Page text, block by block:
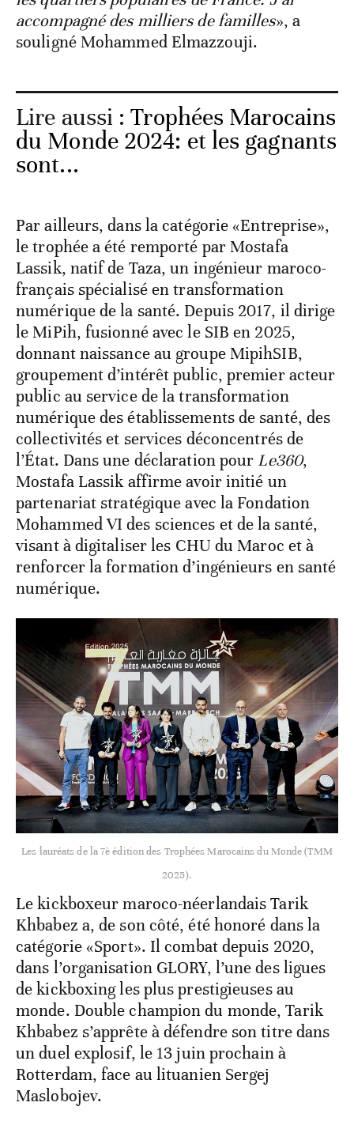
accompagné des milliers de familles», a
souligné Mohammed Elmazzouji.
Lire aussi :Trophées Marocains
du Monde 2024: et les gagnants
sont...
Par ailleurs, dans la catégorie «Entreprise»,
le trophée a été remporté par Mostafa
Lassik, natif de Taza, un ingénieur maroco-
français spécialisé en transformation
numérique de la santé. Depuis 2017, il dirige
le MiPih, fusionné avec le SIB en 2025,
donnant naissance au groupe MipihSIB,
groupement d’intérêt public, premier acteur
public au service de la transformation
numérique des établissements de santé, des
collectivités et services déconcentrés de
l’État. Dans une déclaration pour Le360,
Mostafa Lassik affirme avoir initié un
partenariat stratégique avec la Fondation
Mohammed VI des sciences et de la santé,
visant à digitaliser les CHU du Maroc et à
renforcer la formation d’ingénieurs en santé
numérique.
Les lauréats de la 7è édition des Trophées Marocains du Monde (TMM
2025).
Le kickboxeur maroco-néerlandais Tarik
Khbabez a, de son côté, été honoré dans la
catégorie «Sport». Il combat depuis 2020,
dans l’organisation GLORY, l’une des ligues
de kickboxing les plus prestigieuses au
monde. Double champion du monde, Tarik
Khbabez s’apprête à défendre son titre dans
un duel explosif, le 13 juin prochain à
Rotterdam, face au lituanien Sergej
Maslobojev.